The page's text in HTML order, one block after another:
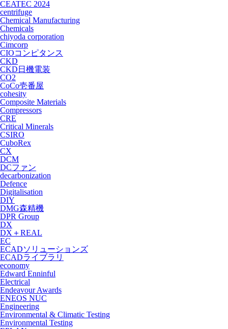
CEATEC 2024
centrifuge
Chemical Manufacturing
Chemicals
chiyoda corporation
Cimcorp
CIOコンピタンス
CKD
CKD日機電装
CO2
CoCo壱番屋
cohesity
Composite Materials
Compressors
CRE
Critical Minerals
CSIRO
CuboRex
CX
DCM
DCファン
decarbonization
Defence
Digitalisation
DIY
DMG森精機
DPR Group
DX
DX＋REAL
EC
ECADソリューションズ
ECADライブラリ
economy
Edward Enninful
Electrical
Endeavour Awards
ENEOS NUC
Engineering
Environmental & Climatic Testing
Environmental Testing